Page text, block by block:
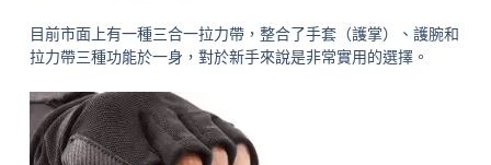
目前市面上有一種三合一拉力帶，整合了手套（護掌）、護腕和
拉力帶三種功能於一身，對於新手來說是非常實用的選擇。